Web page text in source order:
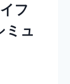
フ
ミュ